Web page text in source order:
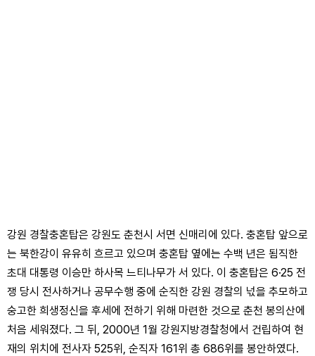
강원 경찰충혼탑은 강원도 춘천시 서면 신매리에 있다. 충혼탑 앞으로
는 북한강이 유유히 흐르고 있으며 충혼탑 옆에는 수백 년은 됨직한
초대 대통령 이승만 하사목 느티나무가 서 있다. 이 충혼탑은 6·25 전
쟁 당시 전사하거나 공무수행 중에 순직한 강원 경찰의 넋을 추모하고
숭고한 희생정신을 후세에 전하기 위해 마련한 것으로 춘천 봉의산에
처음 세워졌다. 그 뒤, 2000년 1월 강원지방경찰청에서 건립하여 현
재의 위치에 전사자 525위, 순직자 161위 총 686위를 봉안하였다.